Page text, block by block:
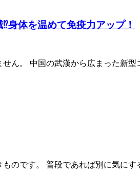
身体を温めて免疫力アップ！
ん。 中国の武漢から広まった新
のです。 普段であれば別に気にす